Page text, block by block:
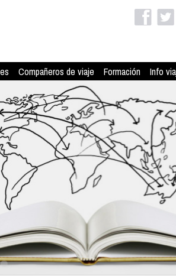
Compañeros de viaje Formación Info